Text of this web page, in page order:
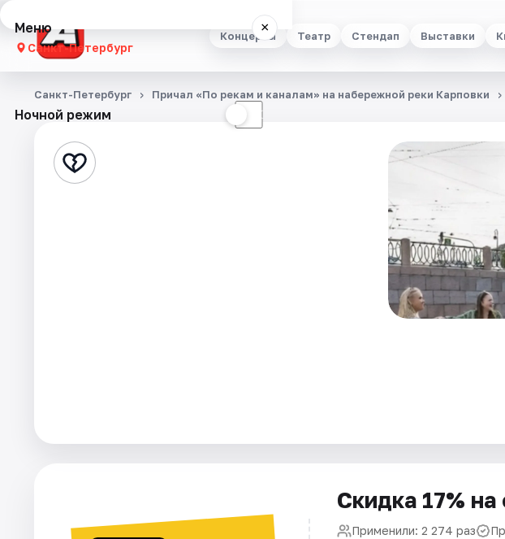
Концерты Театр Стендап Выставки
Меню ×
Санкт-Петербург
Концерты
Стендап
Площадки
Ночной режим ☾
Санкт-Петербург Причал «По рекам и каналам» на набережной реки Карповки
Скидка 17%
Применили: 2 274 раз